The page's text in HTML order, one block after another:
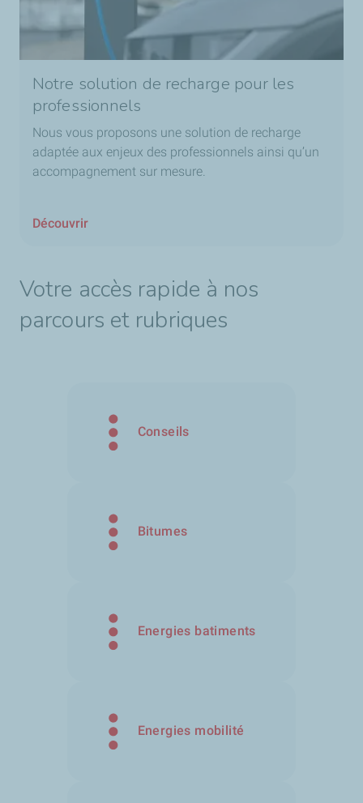
Notre solution de recharge pour les
professionnels
Nous vous proposons une solution de recharge
adaptée aux enjeux des professionnels ainsi qu’un
accompagnement sur mesure.
Découvrir
Votre accès rapide à nos
parcours et rubriques
Conseils
Bitumes
Energies batiments
Energies mobilité